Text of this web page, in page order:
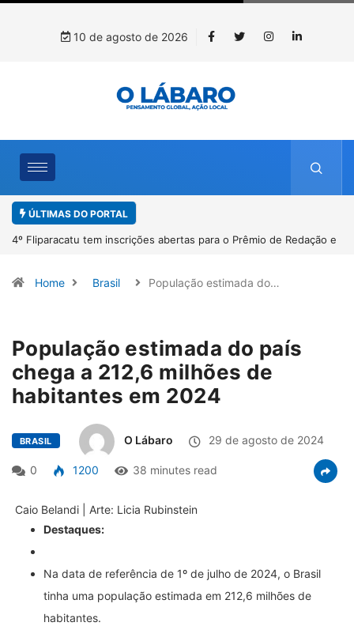
10 de agosto de 2026
ÚLTIMAS DO PORTAL
4º Fliparacatu tem inscrições abertas para o Prêmio de Redação e
Home Brasil População estimada do…
População estimada do país
chega a 212,6 milhões de
habitantes em 2024
BRASIL O Lábaro 29 de agosto de 2024
0 1200 38 minutes read
Caio Belandi | Arte: Licia Rubinstein
Destaques:
Na data de referência de 1º de julho de 2024, o Brasil
tinha uma população estimada em 212,6 milhões de
habitantes.